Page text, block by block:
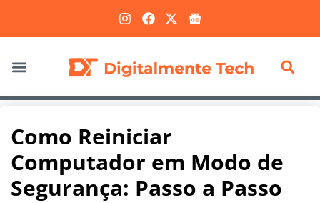
Como Reiniciar
Computador em Modo de
Segurança: Passo a Passo